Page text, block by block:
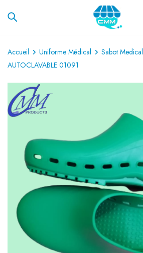
Accueil Uniforme Médical Sabot Medical
AUTOCLAVABLE 01091